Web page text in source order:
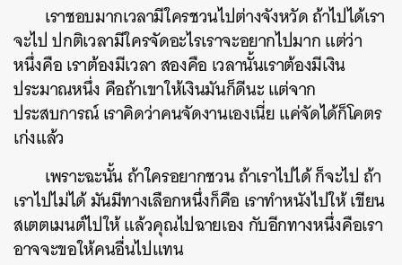
เราชอบมากเวลามีใครชวนไปต่างจังหวัด ถ้าไปได้เรา
จะไป ปกติเวลามีใครจัดอะไรเราจะอยากไปมาก แต่ว่า
หนึ่งคือ เราต้องมีเวลา สองคือ เวลานั้นเราต้องมีเงิน
ประมาณหนึ่ง คือถ้าเขาให้เงินมันก็ดีนะ แต่จาก
ประสบการณ์ เราคิดว่าคนจัดงานเองเนี่ย แค่จัดได้ก็โคตร
เก่งแล้ว
เพราะฉะนั้น ถ้าใครอยากชวน ถ้าเราไปได้ ก็จะไป ถ้า
เราไปไม่ได้ มันมีทางเลือกหนึ่งก็คือ เราทำหนังไปให้ เขียน
สเตตเมนต์ไปให้ แล้วคุณไปฉายเอง กับอีกทางหนึ่งคือเรา
อาจจะขอให้คนอื่นไปแทน